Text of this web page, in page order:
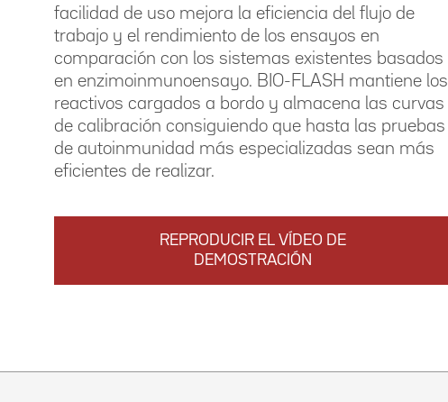
facilidad de uso mejora la eficiencia del flujo de
trabajo y el rendimiento de los ensayos en
comparación con los sistemas existentes basados
en enzimoinmunoensayo. BIO-FLASH mantiene los
reactivos cargados a bordo y almacena las curvas
de calibración consiguiendo que hasta las pruebas
de autoinmunidad más especializadas sean más
eficientes de realizar.
REPRODUCIR EL VÍDEO DE
DEMOSTRACIÓN